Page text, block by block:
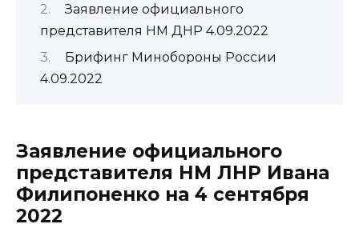
Заявление официального
представителя НМ ДНР 4.09.2022
Брифинг Минобороны России
4.09.2022
Заявление официального
представителя НМ ЛНР Ивана
Филипоненко на 4 сентября
2022